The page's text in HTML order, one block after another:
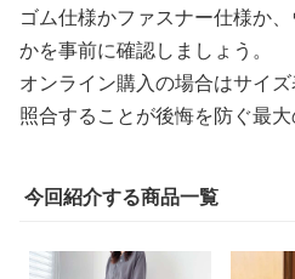
ゴム仕様かファスナー仕様か
かを事前に確認しましょう。
オンライン購入の場合はサイ
照合することが後悔を防ぐ最大
今回紹介する商品一覧